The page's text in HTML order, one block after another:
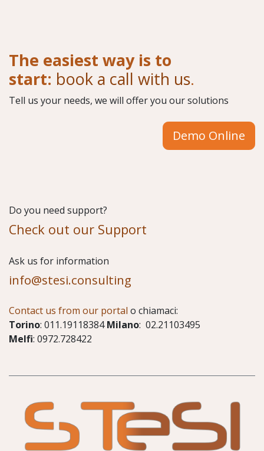
The easiest way is to
start: book a call with us.
Tell us your needs, we will offer you our solutions
Demo Online
Do you need support?
Check out our Support
​Ask us for information
info@stesi.consulting
Contact us from our portal o chiamaci:
Torino: 011.19118384Milano: 02.21103495
Melfi: 0972.728422